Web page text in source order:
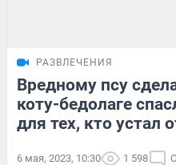
РАЗВЛЕЧЕНИЯ
Вредному псу
коту-бедолаге
для тех, кто устал
6 мая, 2023, 10:30 1 598